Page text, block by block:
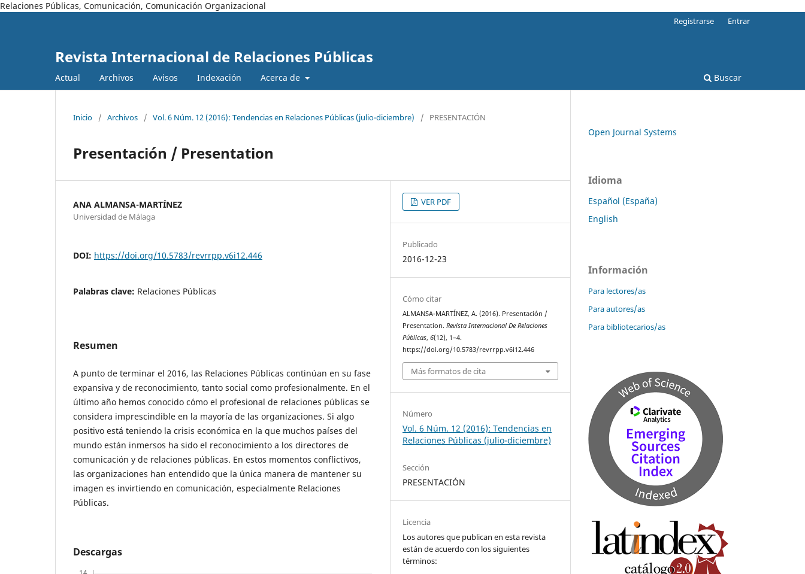
Relaciones Públicas, Comunicación, Comunicación Organizacional
Revista Internacional de Relaciones Públicas
Actual Archivos Avisos Indexación Acerca de Buscar
Registrarse Entrar
Inicio / Archivos / Vol. 6 Núm. 12 (2016): Tendencias en Relaciones Públicas (julio-diciembre) / PRESENTACIÓN
Presentación / Presentation
ANA ALMANSA-MARTÍNEZ
Universidad de Málaga
DOI: https://doi.org/10.5783/revrrpp.v6i12.446
Palabras clave: Relaciones Públicas
Resumen
A punto de terminar el 2016, las Relaciones Públicas continúan en su fase
expansiva y de reconocimiento, tanto social como profesionalmente. En el
último año hemos conocido cómo el profesional de relaciones públicas se
considera imprescindible en la mayoría de las organizaciones. Si algo
positivo está teniendo la crisis económica en la que muchos países del
mundo están inmersos ha sido el reconocimiento a los directores de
comunicación y de relaciones públicas. En estos momentos conflictivos,
las organizaciones han entendido que la única manera de mantener su
imagen es invirtiendo en comunicación, especialmente Relaciones
Públicas.
Descargas
VER PDF
Publicado
2016-12-23
Cómo citar
ALMANSA-MARTÍNEZ, A. (2016). Presentación /
Presentation.Revista Internacional De Relaciones
Públicas,6(12), 1–4.
https://doi.org/10.5783/revrrpp.v6i12.446
Más formatos de cita
Número
Vol. 6 Núm. 12 (2016): Tendencias en
Relaciones Públicas (julio-diciembre)
Sección
PRESENTACIÓN
Licencia
Los autores que publican en esta revista
están de acuerdo con los siguientes
términos:
Open Journal Systems
Idioma
Español (España)
English
Información
Para lectores/as
Para autores/as
Para bibliotecarios/as